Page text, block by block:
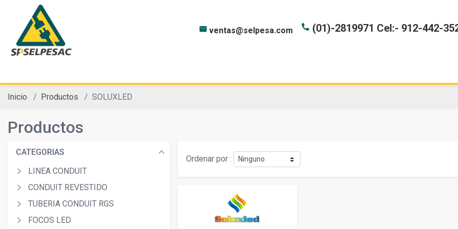
mail ventas@selpesa.com phone (01)-2819971 Cel:- 912-442-
Inicio Productos SOLUXLED
Productos
CATEGORIAS
LINEA CONDUIT
CONDUIT REVESTIDO
TUBERIA CONDUIT RGS
FOCOS LED
Ordenar por :